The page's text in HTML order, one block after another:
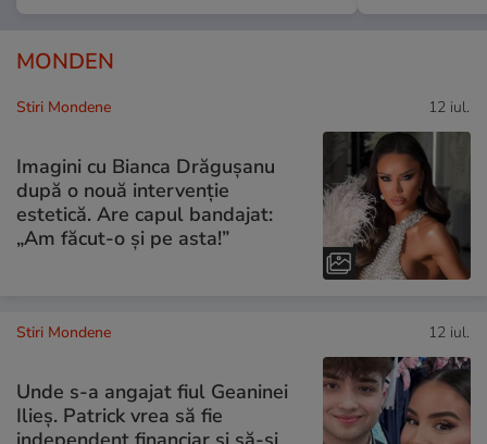
MONDEN
Stiri Mondene 12 iul.
Imagini cu Bianca Drăgușanu
după o nouă intervenție
estetică. Are capul bandajat:
„Am făcut-o și pe asta!”
Stiri Mondene 12 iul.
Unde s-a angajat fiul Geaninei
Ilieș. Patrick vrea să fie